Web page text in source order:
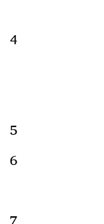
4
5
6